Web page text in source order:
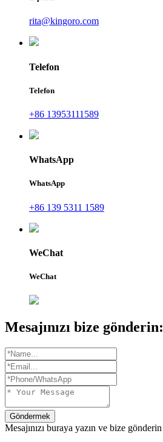
rita@kingoro.com
Telefon
Telefon
+86 13953111589
WhatsApp
WhatsApp
+86 139 5311 1589
WeChat
WeChat
Mesajınızı bize gönderin:
Göndermek
Mesajınızı buraya yazın ve bize gönderin